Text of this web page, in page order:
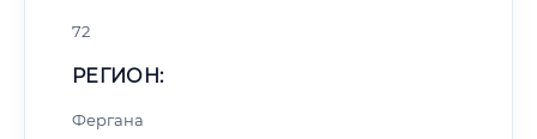
72
РЕГИОН:
Фергана